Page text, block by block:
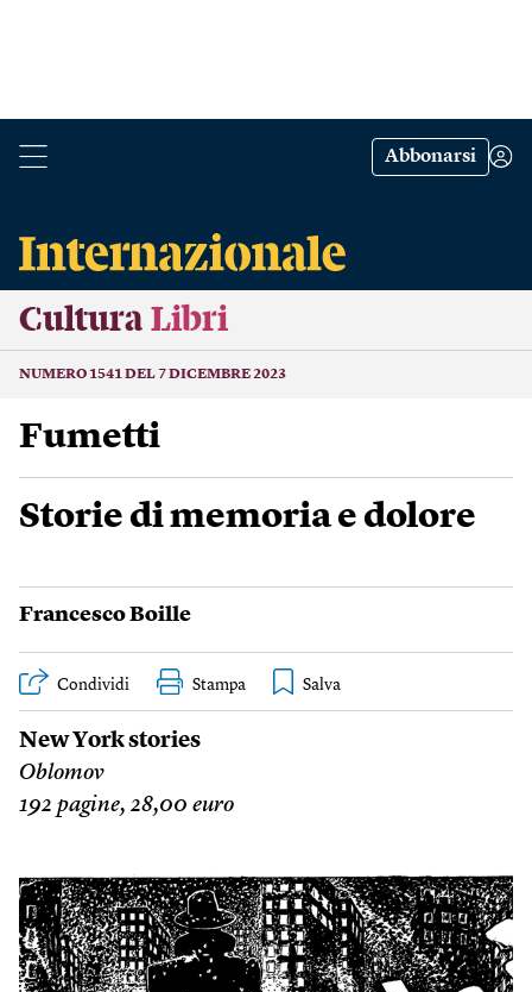
Abbonarsi
Cultura Libri
NUMERO 1541 DEL 7 DICEMBRE 2023
Fumetti
Storie di memoria e dolore
Francesco Boille
Condividi Stampa
New York stories
Oblomov
192 pagine, 28,00 euro